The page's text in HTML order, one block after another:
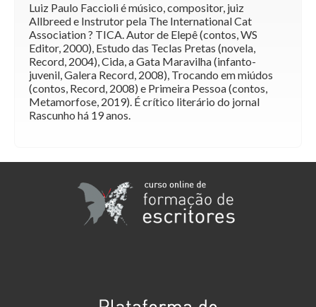
Luiz Paulo Faccioli é músico, compositor, juiz
Allbreed e Instrutor pela The International Cat
Association ? TICA. Autor de Elepê (contos, WS
Editor, 2000), Estudo das Teclas Pretas (novela,
Record, 2004), Cida, a Gata Maravilha (infanto-
juvenil, Galera Record, 2008), Trocando em miúdos
(contos, Record, 2008) e Primeira Pessoa (contos,
Metamorfose, 2019). É crítico literário do jornal
Rascunho há 19 anos.